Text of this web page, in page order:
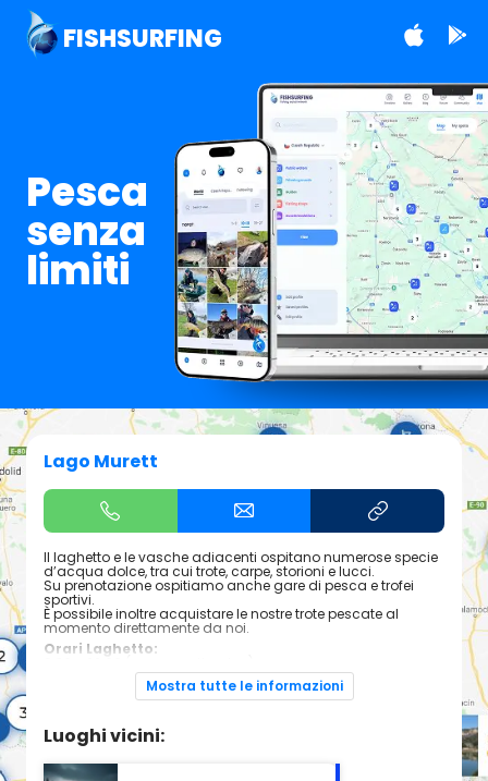
FISHSURFING
Pesca
senza
limiti
Lago Murett
Il laghetto e le vasche adiacenti ospitano numerose specie
d’acqua dolce, tra cui trote, carpe, storioni e lucci.
Su prenotazione ospitiamo anche gare di pesca e trofei
sportivi.
È possibile inoltre acquistare le nostre trote pescate al
momento direttamente da noi.
Orari Laghetto:
8:30 - 18:30 (ottobre-febbraio)
Lunedì pomeriggio e martedì chiuso
08:30 - 11:30
15:00 - 18:30
Mostra tutte le informazioni
Luoghi vicini: